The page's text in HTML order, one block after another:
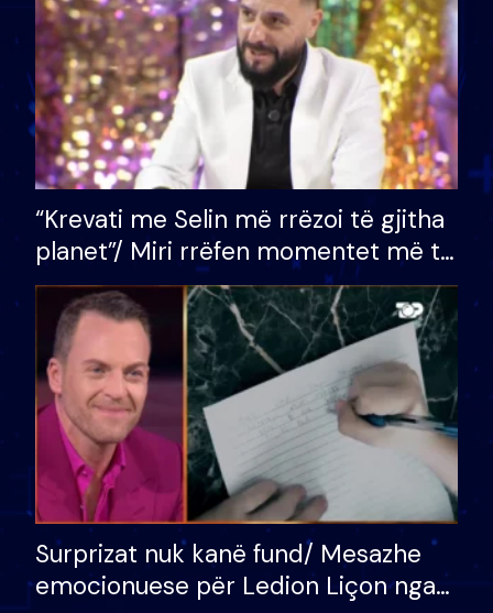
“Krevati me Selin më rrëzoi të gjitha
planet”/ Miri rrëfen momentet më të
bukura në shtëpinë e BB VIP: Do më
mungojë zilja e mëngjesit kur…
Surprizat nuk kanë fund/ Mesazhe
emocionuese për Ledion Liçon nga